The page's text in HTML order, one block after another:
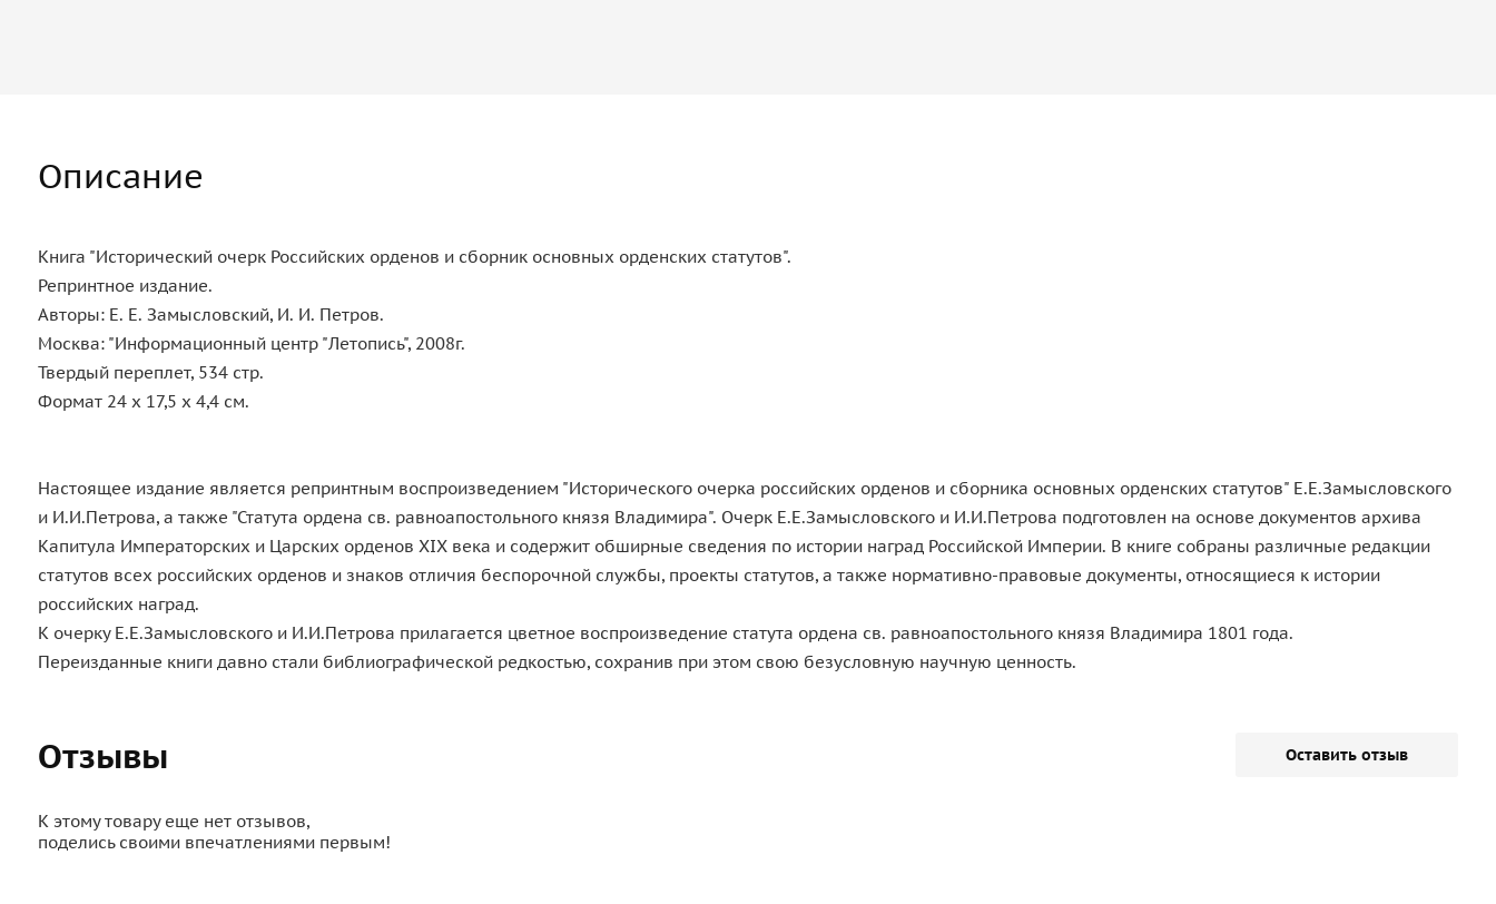
Описание
Книга "Исторический очерк Российских орденов и сборник основных орденских статутов".
Репринтное издание.
Авторы: Е. Е. Замысловский, И. И. Петров.
Москва: "Информационный центр "Летопись", 2008г.
Твердый переплет, 534 стр.
Формат 24 х 17,5 х 4,4 см.
Настоящее издание является репринтным воспроизведением "Исторического очерка российских орденов и сборника основных орденских статутов" Е.Е.Замысловского
и И.И.Петрова, а также "Статута ордена св. равноапостольного князя Владимира". Очерк Е.Е.Замысловского и И.И.Петрова подготовлен на основе документов архива
Капитула Императорских и Царских орденов XIX века и содержит обширные сведения по истории наград Российской Империи. В книге собраны различные редакции
статутов всех российских орденов и знаков отличия беспорочной службы, проекты статутов, а также нормативно-правовые документы, относящиеся к истории
российских наград.
К очерку Е.Е.Замысловского и И.И.Петрова прилагается цветное воспроизведение статута ордена св. равноапостольного князя Владимира 1801 года.
Переизданные книги давно стали библиографической редкостью, сохранив при этом свою безусловную научную ценность.
Отзывы Оставить отзыв
К этому товару еще нет отзывов,
поделись своими впечатлениями первым!